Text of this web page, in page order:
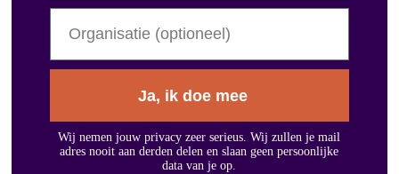
Ja, ik doe mee
Wij nemen jouw privacy zeer serieus. Wij zullen je mail
adres nooit aan derden delen en slaan geen persoonlijke
data van je op.